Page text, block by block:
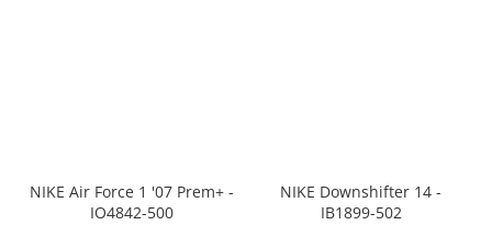
NIKE Air Force 1 '07 Prem+ -
IO4842-500
NIKE Downshifter 14 -
IB1899-502